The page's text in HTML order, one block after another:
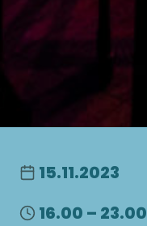
15.11.2023
16.00 – 23.00